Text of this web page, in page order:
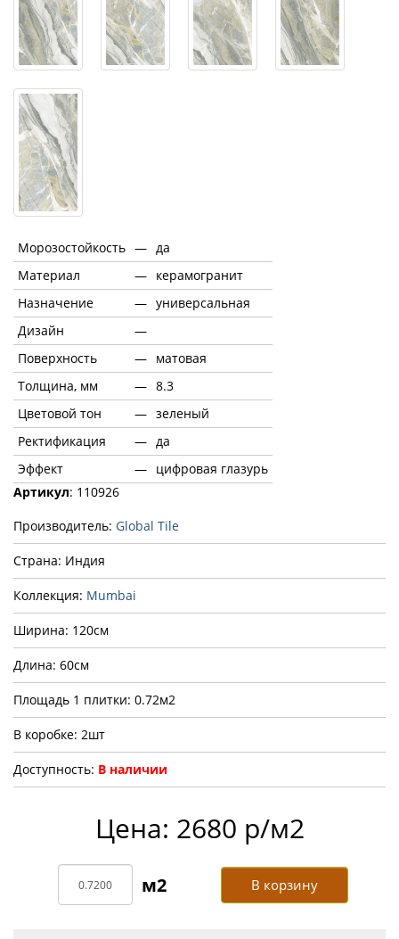
Морозостойкость — да
Материал
— керамогранит
Назначение
— универсальная
Дизайн
—
Поверхность
— матовая
Толщина, мм
— 8.3
Цветовой тон
— зеленый
Ректификация
— да
Эффект
— цифровая глазурь
Артикул: 110926
Производитель: Global Tile
Страна: Индия
Коллекция: Mumbai
Ширина: 120см
Длина: 60см
Площадь 1 плитки: 0.72м2
В коробке: 2шт
Доступность: В наличии
Цена: 2680 р/м2
В корзину